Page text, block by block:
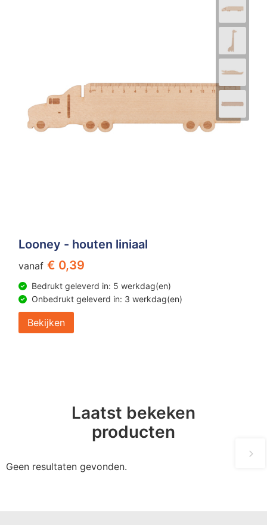
Looney - houten liniaal
vanaf € 0,39
Bedrukt geleverd in: 5 werkdag(en)
Onbedrukt geleverd in: 3 werkdag(en)
Bekijken
Laatst bekeken
producten
Geen resultaten gevonden.